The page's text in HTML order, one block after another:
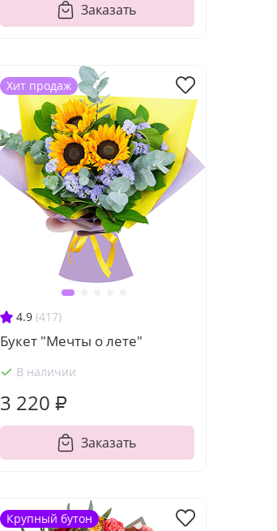
Заказать
4.9 (417)
Букет "Мечты о лете"
В наличии
3 220 ₽
Заказать
Хит продаж
Крупный бутон